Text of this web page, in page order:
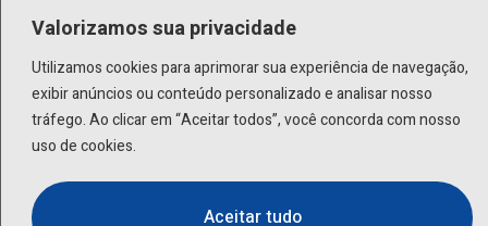
Valorizamos sua privacidade
Utilizamos cookies para aprimorar sua experiência de navegação,
exibir anúncios ou conteúdo personalizado e analisar nosso
tráfego. Ao clicar em “Aceitar todos”, você concorda com nosso
uso de cookies.
Aceitar tudo
lactea@lactea.com.br
Social